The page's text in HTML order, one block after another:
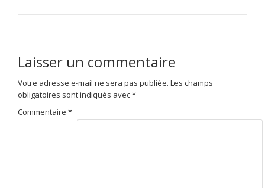
Laisser un commentaire
Votre adresse e-mail ne sera pas publiée. Les champs
obligatoires sont indiqués avec*
Commentaire *